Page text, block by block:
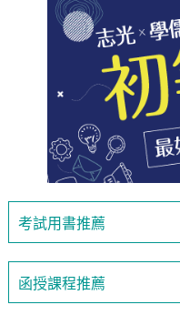
考試用書推薦
函授課程推薦